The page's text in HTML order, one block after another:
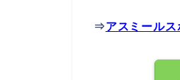
⇒アスミール